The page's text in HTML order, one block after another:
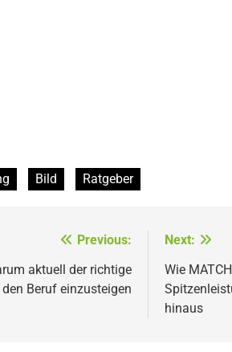
Bild Ratgeber
Previous:
aktuell der richtige
Beruf einzusteigen
Next:
Wie
hinaus